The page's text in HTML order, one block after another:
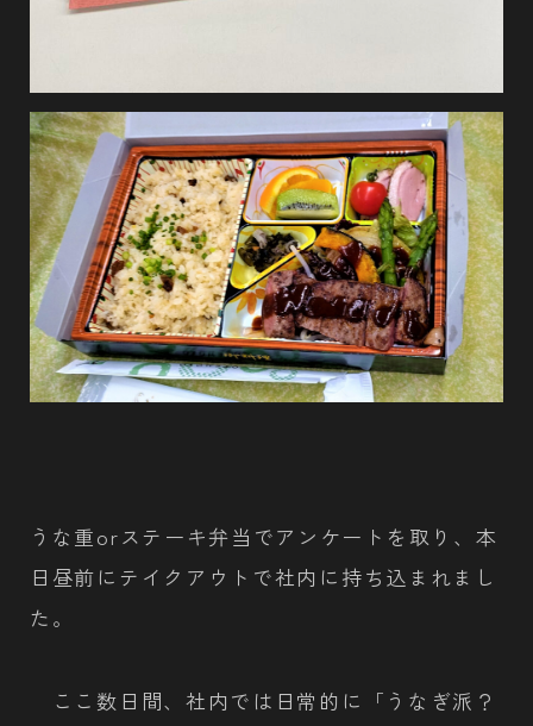
うな重orステーキ弁当でアンケートを取り、本
日昼前にテイクアウトで社内に持ち込まれまし
た。
ここ数日間、社内では日常的に「うなぎ派？